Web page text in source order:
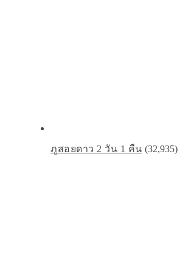
ภูสอยดาว 2 วัน 1 คืน (32,935)